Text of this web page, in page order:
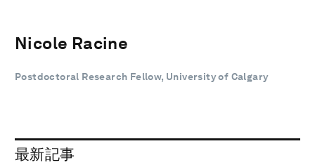
Nicole Racine
Postdoctoral Research Fellow, University of Calgary
最新記事